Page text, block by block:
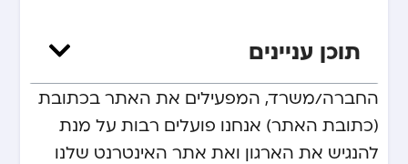
תוכן עניינים
החברה/משרד, המפעילים את האתר בכתובת
(כתובת האתר) אנחנו פועלים רבות על מנת
להנגיש את הארגון ואת אתר האינטרנט שלנו